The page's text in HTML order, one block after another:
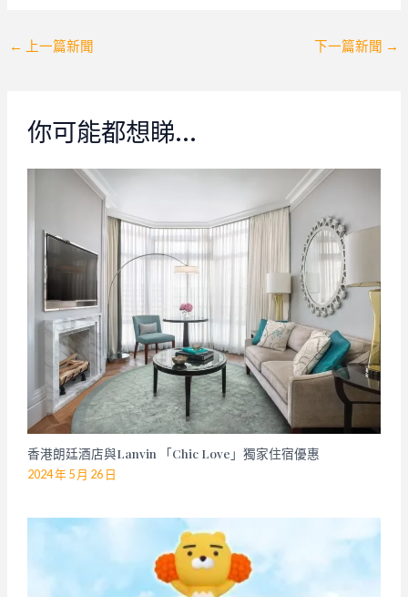
Post
← 上一篇新聞 下一篇新聞 →
你可能都想睇…
香港朗廷酒店與Lanvin 「Chic Love」獨家住宿優惠
2024 年 5 月 26 日